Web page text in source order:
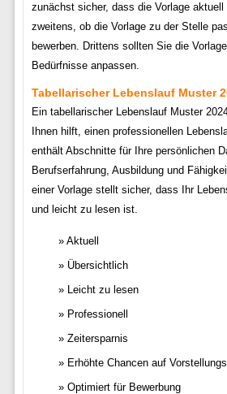
zunächst sicher, dass die Vorlage
zweitens, ob die Vorlage zu der Stelle
bewerben. Drittens sollten Sie die
Bedürfnisse anpassen.
Tabellarischer Lebenslauf Muster
Ein tabellarischer Lebenslauf Muster
Ihnen hilft, einen professionellen
enthält Abschnitte für Ihre persönlichen
Berufserfahrung, Ausbildung und
einer Vorlage stellt sicher, dass Ihr
und leicht zu lesen ist.
Aktuell
Übersichtlich
Leicht zu lesen
Professionell
Zeitersparnis
Erhöhte Chancen auf
Optimiert für Bewerbung